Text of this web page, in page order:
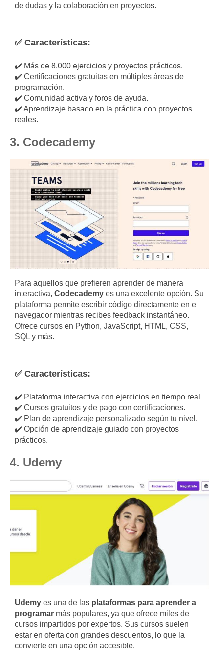
de dudas y la colaboración en proyectos.
✅ Características:
✔️ Más de 8.000 ejercicios y proyectos prácticos.
✔️ Certificaciones gratuitas en múltiples áreas de
programación.
✔️ Comunidad activa y foros de ayuda.
✔️ Aprendizaje basado en la práctica con proyectos
reales.
3. Codecademy
Para aquellos que prefieren aprender de manera
interactiva, Codecademy es una excelente opción. Su
plataforma permite escribir código directamente en el
navegador mientras recibes feedback instantáneo.
Ofrece cursos en Python, JavaScript, HTML, CSS,
SQL y más.
✅ Características:
✔️ Plataforma interactiva con ejercicios en tiempo real.
✔️ Cursos gratuitos y de pago con certificaciones.
✔️ Plan de aprendizaje personalizado según tu nivel.
✔️ Opción de aprendizaje guiado con proyectos
prácticos.
4. Udemy
Udemy es una de las plataformas para aprender a
programar más populares, ya que ofrece miles de
cursos impartidos por expertos. Sus cursos suelen
estar en oferta con grandes descuentos, lo que la
convierte en una opción accesible.